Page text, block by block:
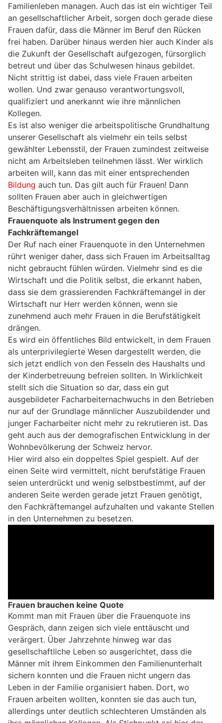
Familienleben managen. Auch das ist ein wichtiger Teil
an gesellschaftlicher Arbeit, sorgen doch gerade diese
Frauen dafür, dass die Männer im Beruf den Rücken
frei haben. Darüber hinaus werden hier auch Kinder als
die Zukunft der Gesellschaft aufgezogen, fürsorglich
betreut und über das Schulwesen hinaus gebildet.
Nicht strittig ist dabei, dass viele Frauen arbeiten
wollen. Und zwar genauso verantwortungsvoll,
qualifiziert und anerkannt wie ihre männlichen
Kollegen.
Es ist also weniger die arbeitspolitische Grundhaltung
unserer Gesellschaft als vielmehr ein teils selbst
gewählter Lebensstil, der Frauen zumindest zeitweise
nicht am Arbeitsleben teilnehmen lässt. Wer wirklich
arbeiten will, kann das mit einer entsprechenden
Bildung auch tun. Das gilt auch für Frauen! Dann
sollten Frauen aber auch in gleichwertigen
Beschäftigungsverhältnissen arbeiten können.
Frauenquote als Instrument gegen den
Fachkräftemangel
Der Ruf nach einer Frauenquote in den Unternehmen
rührt weniger daher, dass sich Frauen im Arbeitsalltag
nicht gebraucht fühlen würden. Vielmehr sind es die
Wirtschaft und die Politik selbst, die erkannt haben,
dass sie dem grassierenden Fachkräftemangel in der
Wirtschaft nur Herr werden können, wenn sie
zunehmend auch mehr Frauen in die Berufstätigkeit
drängen.
Es wird ein öffentliches Bild entwickelt, in dem Frauen
als unterprivilegierte Wesen dargestellt werden, die
sich jetzt endlich von den Fesseln des Haushalts und
der Kinderbetreuung befreien sollten. In Wirklichkeit
stellt sich die Situation so dar, dass ein gut
ausgebildeter Facharbeiternachwuchs in den Betrieben
nur auf der Grundlage männlicher Auszubildender und
junger Facharbeiter nicht mehr zu rekrutieren ist. Das
geht auch aus der demografischen Entwicklung in der
Wohnbevölkerung der Schweiz hervor.
Hier wird also ein doppeltes Spiel gespielt. Auf der
einen Seite wird vermittelt, nicht berufstätige Frauen
seien unterdrückt und wenig selbstbestimmt, auf der
anderen Seite werden gerade jetzt Frauen genötigt,
den Fachkräftemangel aufzuhalten und vakante Stellen
in den Unternehmen zu besetzen.
Frauen brauchen keine Quote
Kommt man mit Frauen über die Frauenquote ins
Gespräch, dann zeigen sich viele enttäuscht und
verärgert. Über Jahrzehnte hinweg war das
gesellschaftliche Leben so ausgerichtet, dass die
Männer mit ihrem Einkommen den Familienunterhalt
sichern konnten und die Frauen nicht ungern das
Leben in der Familie organisiert haben. Dort, wo
Frauen arbeiten wollten, konnten sie das auch tun,
allerdings unter deutlich schlechteren Umständen als